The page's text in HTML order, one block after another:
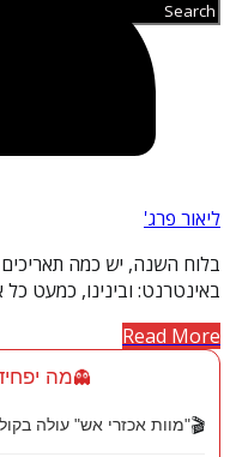
ליאור פרג'
בלוח השנה, יש כמה
באינטרנט: ובינינו, כמעט
Read More
👻מה
🎬"מוות אכזרי אש" עולה